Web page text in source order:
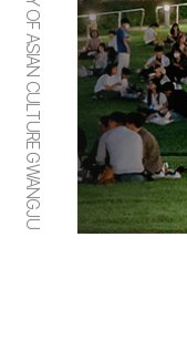
HUB CITY OF ASIAN CULTURE GWANGJU